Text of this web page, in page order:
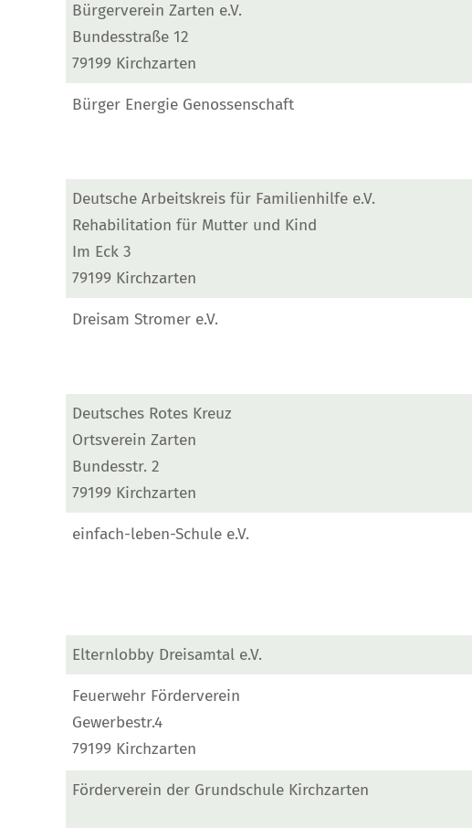
Bürgerverein Zarten e.V.
Bundesstraße 12
79199 Kirchzarten
Bürger Energie Genossenschaft
Deutsche Arbeitskreis für Familienhilfe e.V.
Rehabilitation für Mutter und Kind
Im Eck 3
79199 Kirchzarten
Dreisam Stromer e.V.
Deutsches Rotes Kreuz
Ortsverein Zarten
Bundesstr. 2
79199 Kirchzarten
einfach-leben-Schule e.V.
Elternlobby Dreisamtal e.V.
Feuerwehr Förderverein
Gewerbestr.4
79199 Kirchzarten
Förderverein der Grundschule Kirchzarten